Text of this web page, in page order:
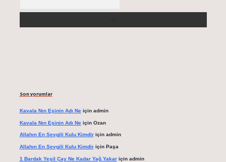
Son yorumlar
Kavala Nın Eşinin Adı Neiçin admin
Kavala Nın Eşinin Adı Neiçin Ozan
Allahın En Sevgili Kulu Kimdiriçin admin
Allahın En Sevgili Kulu Kimdiriçin Paşa
1 Bardak Yeşil Çay Ne Kadar Yağ Yakariçin admin